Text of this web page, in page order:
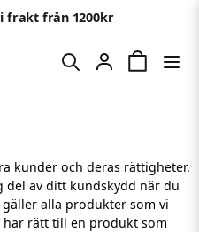
frakt från 1200kr
kunder och deras rättigheter.
del av ditt kundskydd när du
alla produkter som vi
rätt till en produkt som